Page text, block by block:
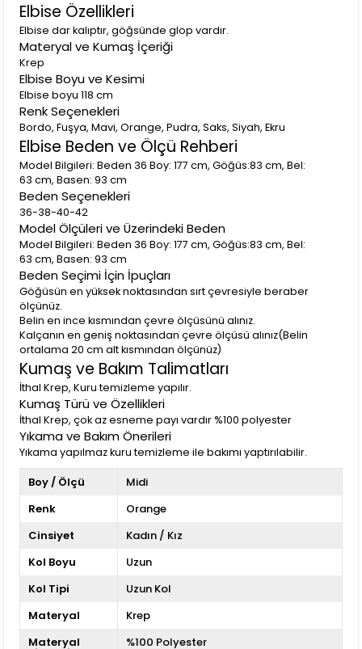
Elbise Özellikleri
Elbise dar kalıptır, göğsünde glop vardır.
Materyal ve Kumaş İçeriği
Krep
Elbise Boyu ve Kesimi
Elbise boyu 118 cm
Renk Seçenekleri
Bordo, Fuşya, Mavi, Orange, Pudra, Saks, Siyah, Ekru
Elbise Beden ve Ölçü Rehberi
Model Bilgileri: Beden 36 Boy: 177 cm, Göğüs:83 cm, Bel:
63 cm, Basen: 93 cm
Beden Seçenekleri
36-38-40-42
Model Ölçüleri ve Üzerindeki Beden
Model Bilgileri: Beden 36 Boy: 177 cm, Göğüs:83 cm, Bel:
63 cm, Basen: 93 cm
Beden Seçimi İçin İpuçları
Göğüsün en yüksek noktasından sırt çevresiyle beraber
ölçünüz.
Belin en ince kısmından çevre ölçüsünü alınız.
Kalçanın en geniş noktasından çevre ölçüsü alınız(Belin
ortalama 20 cm alt kısmından ölçünüz)
Kumaş ve Bakım Talimatları
İthal Krep, Kuru temizleme yapılır.
Kumaş Türü ve Özellikleri
İthal Krep, çok az esneme payı vardır %100 polyester
Yıkama ve Bakım Önerileri
Yıkama yapılmaz kuru temizleme ile bakımı yaptırılabilir.
Boy / Ölçü
Midi
Renk
Orange
Cinsiyet
Kadın / Kız
Kol Boyu
Uzun
Kol Tipi
Uzun Kol
Materyal
Krep
Materyal
%100 Polyester